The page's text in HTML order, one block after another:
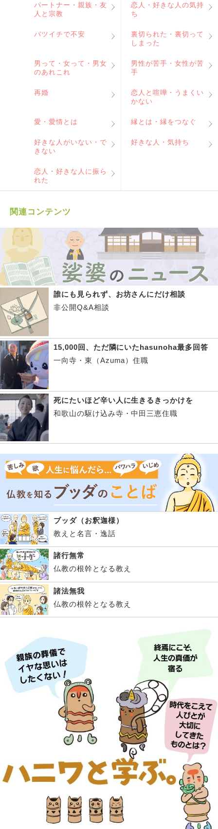
パートナー・親族・友
人と宗教
恋人・好きな人の気持
ち
バツイチで不安
裏切られた・裏切って
しまった
男って・女って・男女
のあれこれ
男性が苦手・女性が苦
手
再婚
恋人と喧嘩・うまくい
かない
愛・愛情とは 縁とは・縁をつなぐ
好きな人がいない・で
きない
好きな人・気持ち
恋人・好きな人に振ら
れた
関連コンテンツ
誰にも見られず、お坊さんにだけ相談
非公開Q&A相談
15,000回、ただ隣にいたhasunoha最多回答
一向寺・東（Azuma）住職
死にたいほど辛い人に生きるきっかけを
和歌山の駆け込み寺・中田三恵住職
ブッダ（お釈迦様）
教えと名言・逸話
諸行無常
仏教の根幹となる教え
諸法無我
仏教の根幹となる教え